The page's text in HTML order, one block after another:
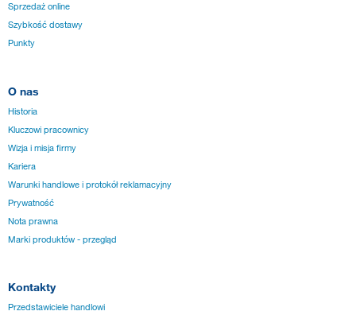
Sprzedaż online
Szybkość dostawy
Punkty
O nas
Historia
Kluczowi pracownicy
Wizja i misja firmy
Kariera
Warunki handlowe i protokół reklamacyjny
Prywatność
Nota prawna
Marki produktów - przegląd
Kontakty
Przedstawiciele handlowi